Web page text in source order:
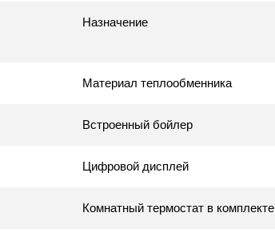
Назначение
Материал теплообменника
Встроенный бойлер
Цифровой дисплей
Комнатный термостат в комплекте